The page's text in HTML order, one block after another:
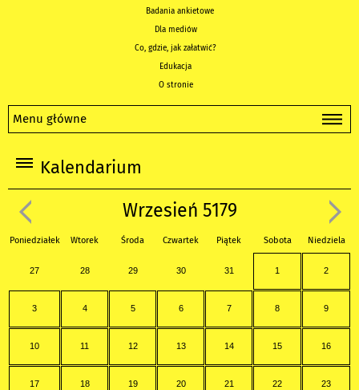
Badania ankietowe
Dla mediów
Co, gdzie, jak załatwić?
Edukacja
O stronie
Menu główne
Kalendarium
Wrzesień 5179
Poniedziałek Wtorek Środa Czwartek Piątek Sobota Niedziela
27 28 29 30 31 1 2
3 4 5 6 7 8 9
10 11 12 13 14 15 16
17 18 19 20 21 22 23